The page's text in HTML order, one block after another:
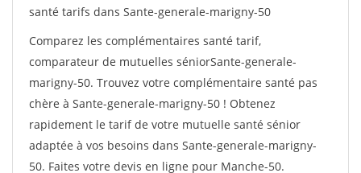
santé tarifs dans Sante-generale-marigny-50
Comparez les complémentaires santé tarif,
comparateur de mutuelles séniorSante-generale-
marigny-50. Trouvez votre complémentaire santé pas
chère à Sante-generale-marigny-50 ! Obtenez
rapidement le tarif de votre mutuelle santé sénior
adaptée à vos besoins dans Sante-generale-marigny-
50. Faites votre devis en ligne pour Manche-50.